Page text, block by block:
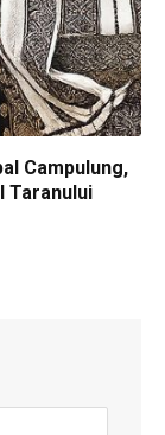
Campulung,
Taranului